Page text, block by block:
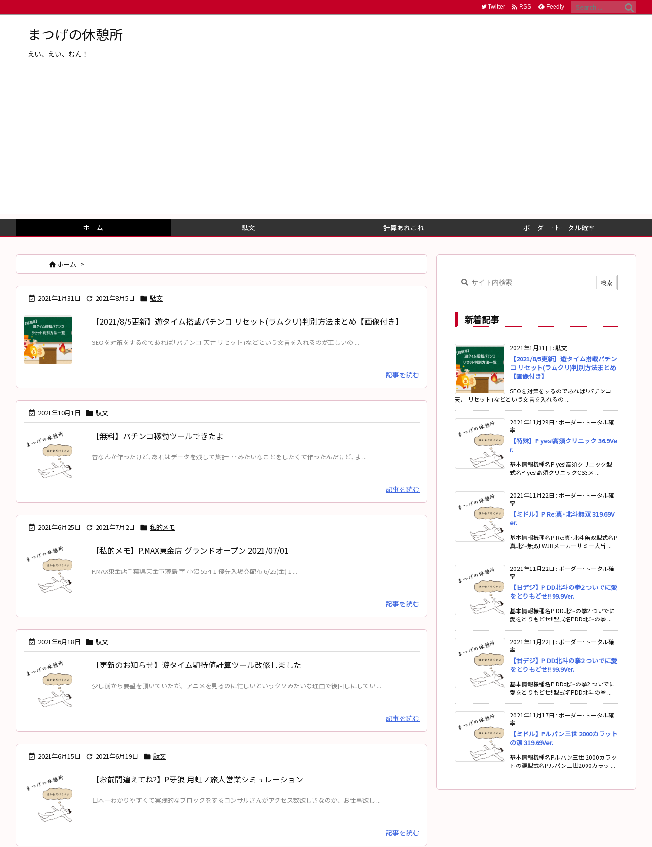
まつげの休憩所
えい、えい、むん！
ホーム 駄文 計算あれこれ ボーダー･トータル確率
Twitter  RSS Feedly
ホーム >
 2021年1月31日  2021年8月5日  駄文
【2021/8/5更新】遊タイム搭載パチンコ リセット(ラムクリ)判別方法まとめ【画像付き】
SEOを対策をするのであれば｢パチンコ 天井 リセット｣などという文言を入れるのが正しいの ...
記事を読む
 2021年10月1日  駄文
【無料】パチンコ稼働ツールできたよ
昔なんか作ったけど､あれはデータを残して集計･･･みたいなことをしたくて作ったんだけど､よ ...
記事を読む
 2021年6月25日  2021年7月2日  私的メモ
【私的メモ】P.MAX東金店 グランドオープン 2021/07/01
P.MAX東金店千葉県東金市薄島 字 小沼 554-1 優先入場券配布 6/25(金) 1 ...
記事を読む
 2021年6月18日  駄文
【更新のお知らせ】遊タイム期待値計算ツール改修しました
少し前から要望を頂いていたが、アニメを見るのに忙しいというクソみたいな理由で後回しにしてい ...
記事を読む
 2021年6月15日  2021年6月19日  駄文
【お前間違えてね?】P牙狼 月虹ノ旅人営業シミュレーション
日本一わかりやすくて実践的なブロックをするコンサルさんがアクセス数欲しさなのか、お仕事欲し ...
記事を読む
新着記事
2021年1月31日 : 駄文
【2021/8/5更新】遊タイム搭載パチン
コ リセット(ラムクリ)判別方法まとめ
【画像付き】
SEOを対策をするのであれば｢パチンコ
天井 リセット｣などという文言を入れるの ...
2021年11月29日 : ボーダー･トータル確
率
【特殊】P yes!高須クリニック 36.9Ve
r.
基本情報機種名P yes!高須クリニック型
式名P yes!高須クリニックCS3メ ...
2021年11月22日 : ボーダー･トータル確
率
【ミドル】P Re:真･北斗無双 319.69V
er.
基本情報機種名P Re:真･北斗無双型式名P
真北斗無双FWJBメーカーサミー大当 ...
2021年11月22日 : ボーダー･トータル確
率
【甘デジ】P DD北斗の拳2 ついでに愛
をとりもどせ!! 99.9Ver.
基本情報機種名P DD北斗の拳2 ついでに
愛をとりもどせ!!型式名PDD北斗の拳 ...
2021年11月22日 : ボーダー･トータル確
率
【甘デジ】P DD北斗の拳2 ついでに愛
をとりもどせ!! 99.9Ver.
基本情報機種名P DD北斗の拳2 ついでに
愛をとりもどせ!!型式名PDD北斗の拳 ...
2021年11月17日 : ボーダー･トータル確
率
【ミドル】Pルパン三世 2000カラット
の涙 319.69Ver.
基本情報機種名Pルパン三世 2000カラッ
トの涙型式名Pルパン三世2000カラッ ...